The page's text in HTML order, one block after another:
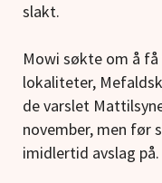
slakt.
Mowi søkte om å
lokaliteter,
de varslet
november, men før
imidlertid avslag på.